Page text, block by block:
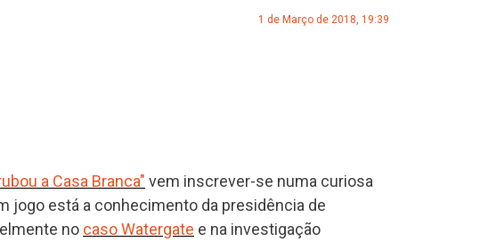
1 de Março de 2018, 19:39
a Casa Branca" vem inscrever-se numa curiosa
jogo está a conhecimento da presidência de
no caso Watergate e na investigação